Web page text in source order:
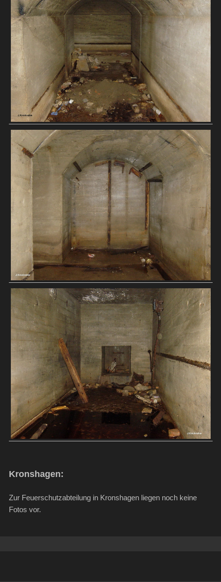
Kronshagen:
Zur Feuerschutzabteilung in Kronshagen liegen noch keine
Fotos vor.